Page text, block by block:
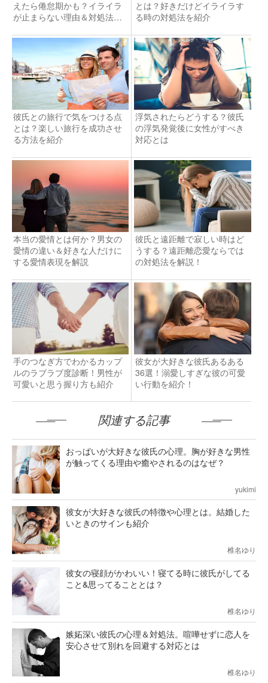
えたら倦怠期かも？イライラ
が止まらない理由＆対処法と
とは？好きだけどイライラす
る時の対処法を紹介
彼氏との旅行で気をつける点
とは？楽しい旅行を成功させ
る方法を紹介
浮気されたらどうする？彼氏
の浮気発覚後に女性がすべき
対応とは
本当の愛情とは何か？男女の
愛情の違い＆好きな人だけに
する愛情表現を解説
彼氏と遠距離で寂しい時はど
うする？遠距離恋愛ならでは
の対処法を解説！
手のつなぎ方でわかるカップ
ルのラブラブ度診断！男性が
可愛いと思う握り方も紹介
彼女が大好きな彼氏あるある
36選！溺愛しすぎな彼の可愛
い行動を紹介！
関連する記事
おっぱいが大好きな彼氏の心理。胸が好きな男性
が触ってくる理由や癒やされるのはなぜ？
yukimi
彼女が大好きな彼氏の特徴や心理とは。結婚した
いときのサインも紹介
椎名ゆり
彼女の寝顔がかわいい！寝てる時に彼氏がしてる
こと&思ってることとは？
椎名ゆり
嫉妬深い彼氏の心理＆対処法。喧嘩せずに恋人を
安心させて別れを回避する対応とは
椎名ゆり